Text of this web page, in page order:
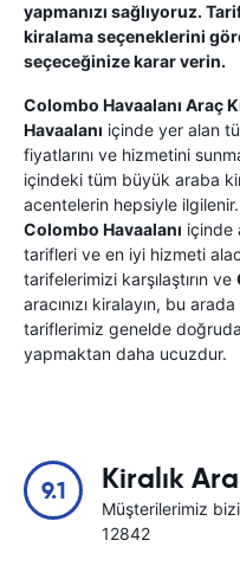
yapmanızı sağlıyoruz.
kiralama seçeneklerini
seçeceğinize karar verin.
Colombo Havaalanı Araç
Havaalanı içinde yer alan
fiyatlarını ve hizmetini
içindeki tüm büyük araba
acentelerin hepsiyle
Colombo Havaalanı içinde
tarifleri ve en iyi hizmeti
tarifelerimizi karşılaştırın ve
aracınızı kiralayın, bu
tariflerimiz genelde
yapmaktan daha ucuzdur.
9.1 Kiralık
Müşterilerimiz
12842